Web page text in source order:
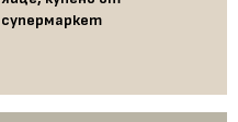
супермаркет